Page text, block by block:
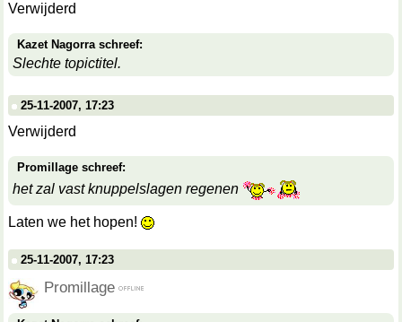
Verwijderd
Kazet Nagorra schreef:
Slechte topictitel.
25-11-2007, 17:23
Verwijderd
Promillage schreef:
het zal vast knuppelslagen regenen
Laten we het hopen!
25-11-2007, 17:23
Promillage